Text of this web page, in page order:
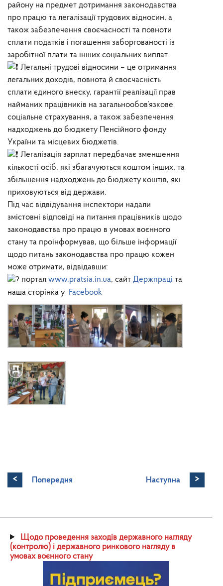
району на предмет дотримання законодавства
про працю та легалізації трудових відносин, а
також забезпечення своєчасності та повноти
сплати податків і погашення заборгованості із
заробітної плати та інших соціальних виплат.
Легальні трудові відносини – це отримання
легальних доходів, повнота й своєчасність
сплати єдиного внеску, гарантії реалізації прав
найманих працівників на загальнообов’язкове
соціальне страхування, а також забезпечення
надходжень до бюджету Пенсійного фонду
України та місцевих бюджетів.
Легалізація зарплат передбачає зменшення
кількості осіб, які збагачуються коштом інших, та
збільшення надходжень до бюджету коштів, які
приховуються від держави.
Під час відвідування інспектори надали
змістовні відповіді на питання працівників щодо
законодавства про працю в умовах воєнного
стану та проінформував, що більше інформації
щодо питань законодавства про працю кожен
може отримати, відвідавши:
портал www.pratsia.in.ua, сайт Держпраці та
наша сторінка у Facebook
< Попередня Наступна >
Щодо проведення заходів державного нагляду
(контролю) і державного ринкового нагляду в
умовах воєнного стану